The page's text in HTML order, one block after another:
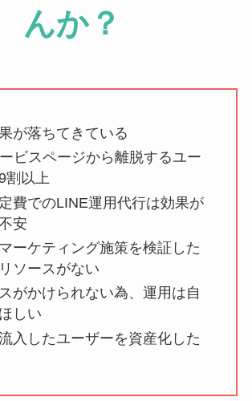
んか？
が落ちてきている
ビスページから離脱するユー
割以上
費でのLINE運用代行は効果が
安
ーケティング施策を検証した
ソースがない
がかけられない為、運用は自
しい
入したユーザーを資産化した